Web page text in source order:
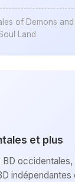
of Demons and
Land
et plus
BD occidentales,
indépendantes